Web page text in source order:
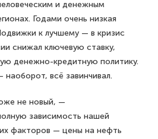
и денежным
Годами очень низкая
к лучшему — в кризис
снижал ключевую ставку,
денежно-кредитную политику.
всё завинчивал.
не новый, —
зависимость нашей
факторов — цены на нефть